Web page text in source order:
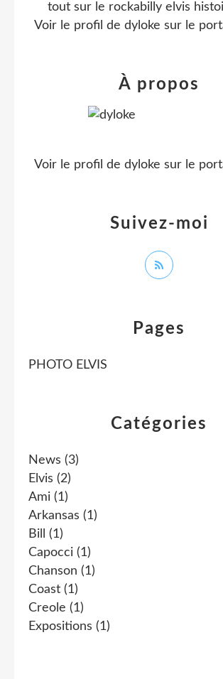
Catégories
News (3)
Elvis (2)
Ami (1)
Arkansas (1)
Bill
(1)
Capocci (1)
Chanson (1)
Coast (1)
Creole (1)
Expositions (1)
Pages
PHOTO ELVIS
tout sur le rockabilly elvis
Voir le profil de dyloke sur le
Suivez-moi
À propos
Voir le profil de dyloke sur le